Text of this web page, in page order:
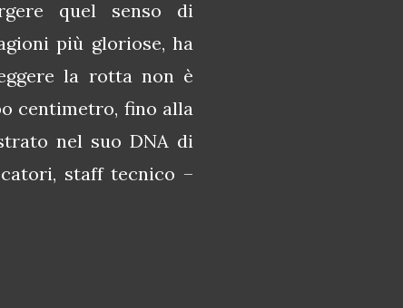
quel senso di
più gloriose, ha
la rotta non è
centimetro, fino alla
nel suo DNA di
staff tecnico –